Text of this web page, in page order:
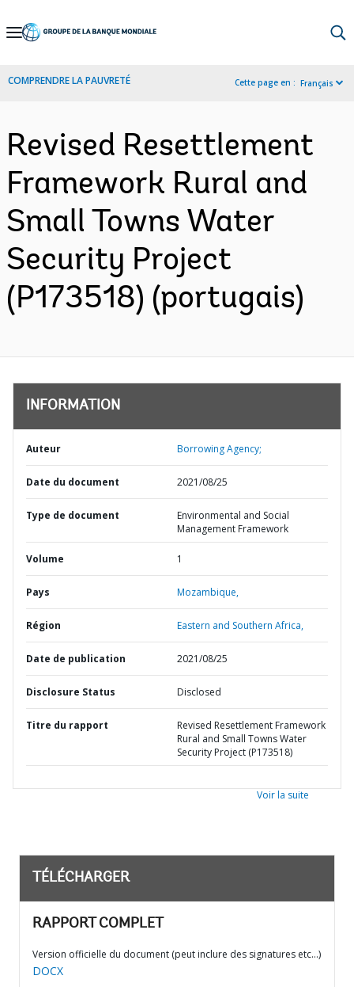
Skip
Navigation
COMPRENDRE LA PAUVRETÉ Cette page en : Français
Revised Resettlement
Framework Rural and
Small Towns Water
Security Project
(P173518) (portugais)
INFORMATION
Auteur Borrowing Agency;
Date du document 2021/08/25
Type de document
Environmental and Social
Management Framework
Volume 1
Pays Mozambique,
Région Eastern and Southern Africa,
Date de publication 2021/08/25
Disclosure Status Disclosed
Titre du rapport
Revised Resettlement Framework
Rural and Small Towns Water
Security Project (P173518)
Voir la suite
TÉLÉCHARGER
RAPPORT COMPLET
Version officielle du document (peut inclure des signatures etc…)
DOCX